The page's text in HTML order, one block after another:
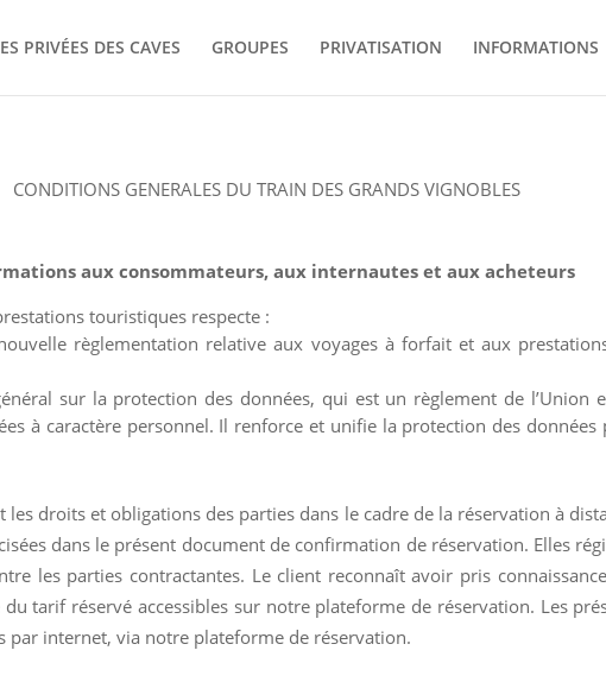
PRIVÉES DES CAVES GROUPES PRIVATISATION INFORMATIONS
CONDITIONS GENERALES DU TRAIN DES GRANDS VIGNOBLES
aux consommateurs, aux internautes et aux acheteurs
touristiques respecte :
règlementation relative aux voyages à forfait et aux
sur la protection des données, qui est un règlement de l’Union
à caractère personnel. Il renforce et unifie la protection des
droits et obligations des parties dans le cadre de la réservation à
dans le présent document de confirmation de réservation. Elles
les parties contractantes. Le client reconnaît avoir pris
tarif réservé accessibles sur notre plateforme de réservation. Les
par internet, via notre plateforme de réservation.